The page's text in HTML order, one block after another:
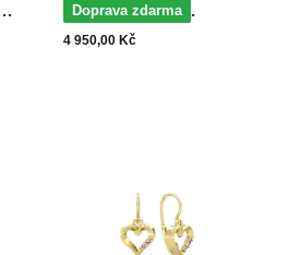
Doprava zdarma
MOISS dětské
náušnice ze žlutého
4 950,00 Kč